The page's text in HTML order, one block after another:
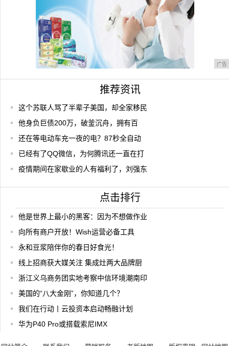
广告
推荐资讯
这个苏联人骂了半辈子美国，却全家移民
他身负巨债200万，破釜沉舟，拥有百
还在等电动车充一夜的电？87秒全自动
已经有了QQ微信，为何腾讯还一直在打
疫情期间在家歇业的人有福利了，刘强东
点击排行
他是世界上最小的黑客：因为不想做作业
向所有商户开放！Wish运营必备工具
永和豆浆陪伴你的春日好食光！
线上招商获大媒关注 集成灶两大品牌厨
浙江义乌商务团实地考察中信环境潮南印
美国的“八大金刚”，你知道几个？
我们在行动丨云投资本启动畅融计划
华为P40 Pro或搭载索尼IMX